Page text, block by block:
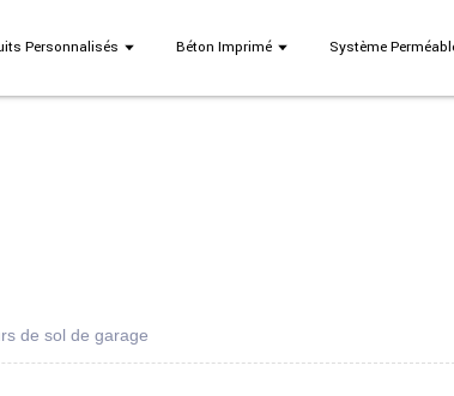
Personnalisés Béton Imprimé Système
de sol de garage